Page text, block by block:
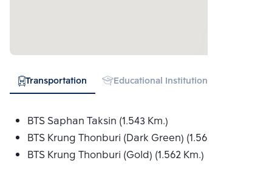
Transportation Educational Institution
BTS Saphan Taksin (1.543 Km.)
BTS Krung Thonburi (Dark Green) (1.561 Km.)
BTS Krung Thonburi (Gold) (1.562 Km.)